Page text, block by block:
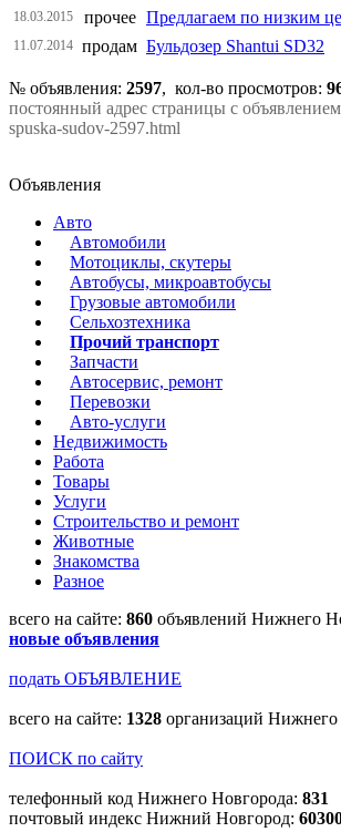
18.03.2015 прочее Предлагаем по низким
11.07.2014 продам Бульдозер Shantui SD32
№ объявления: 2597, кол-во просмотров:
постоянный адрес страницы с объявлением
spuska-sudov-2597.html
Объявления
Авто
Автомобили
Мотоциклы, скутеры
Автобусы, микроавтобусы
Грузовые автомобили
Сельхозтехника
Прочий транспорт
Запчасти
Автосервис, ремонт
Перевозки
Авто-услуги
Недвижимость
Работа
Товары
Услуги
Строительство и ремонт
Животные
Знакомства
Разное
всего на сайте: 860 объявлений Нижнего
новые объявления
подать ОБЪЯВЛЕНИЕ
всего на сайте: 1328 организаций
ПОИСК по сайту
телефонный код Нижнего Новгорода: 831
почтовый индекс Нижний Новгород: